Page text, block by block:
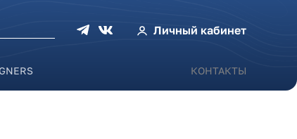
Личный кабинет
КОНТАКТЫ